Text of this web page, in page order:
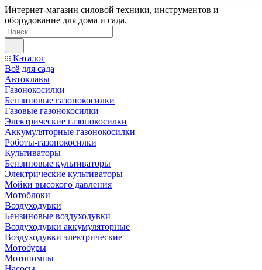
Интернет-магазин силовой техники, инструментов и
оборудование для дома и сада.
Каталог
Всё для сада
Автоклавы
Газонокосилки
Бензиновые газонокосилки
Газовые газонокосилки
Электрические газонокосилки
Аккумуляторные газонокосилки
Роботы-газонокосилки
Культиваторы
Бензиновые культиваторы
Электрические культиваторы
Мойки высокого давления
Мотоблоки
Воздуходувки
Бензиновые воздуходувки
Воздуходувки аккумуляторные
Воздуходувки электрические
Мотобуры
Мотопомпы